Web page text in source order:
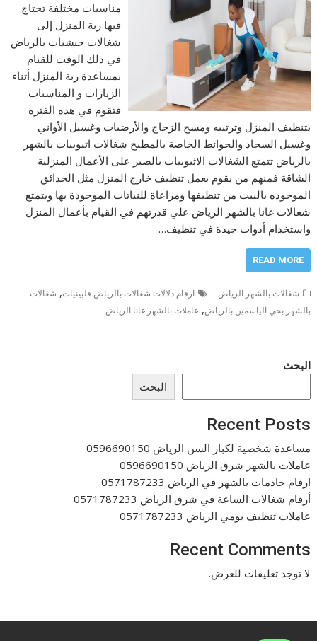
مناسبات مختلفة تحتاج
فيها ربة المنزل إلى
شغالات حبشيات بالرياض
في ذلك الوقت للقيام
بمساعدة ربة المنزل أثناء
الزيارات و المناسبات
فتقوم في هذه الفتره
بتنظيف المنزل وترتيبه ومسح الزجاج والأرضيات وغسيل الأواني
وغسيل السجاد والحوائط الخاصة بالمطبخ شغالات اثيوبيات بالشهر
بالرياض تتمتع الشغالات الاثيوبيات بالصبر على الأعمال المنزلية
الشاقة فمنهم من يقوم بعمل تنظيف خارج المنزل مثل الحدائق
الموجوده بالبيت من تنظيفها ومراعاة للنباتات الموجودة بها ويتمتع
شغالات غانا بالشهر الرياض علي قدرتهم في القيام بأعمال المنزل
واستخدام أدوات جيدة في تنظيف…
READ MORE
شغالات بالشهر الرياض ارقام دلالات شغالات بالرياض فلبينيات, شغالات
بالشهر بحي الياسمين بالرياض, عاملات بالشهر غانا الرياض
البحث
البحث
Recent Posts
مساعدة شخصية لكبار السن الرياض 0596690150
عاملات بالشهر شرق الرياض 0596690150
ارقام خادمات بالشهر في الرياض 0571787233
أرقام شغالات الساعة في شرق الرياض 0571787233
عاملات تنظيف يومي الرياض 0571787233
Recent Comments
لا توجد تعليقات للعرض.